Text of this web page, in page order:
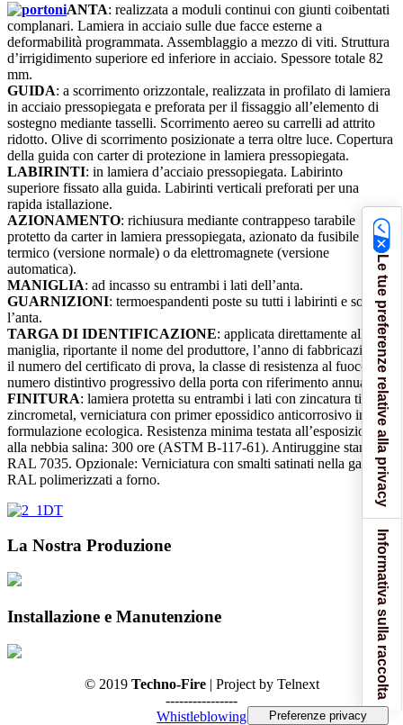
ANTA: realizzata a moduli continui con giunti coibentati
complanari. Lamiera in acciaio sulle due facce esterne a
deformabilità programmata. Assemblaggio a mezzo di viti. Struttura
d’irrigidimento superiore ed inferiore in acciaio. Spessore totale 82
mm.
GUIDA: a scorrimento orizzontale, realizzata in profilato di lamiera
in acciaio pressopiegata e preforata per il fissaggio all’elemento di
sostegno mediante tasselli. Scorrimento aereo su carrelli ad attrito
ridotto. Olive di scorrimento posizionate a terra oltre luce. Copertura
della guida con carter di protezione in lamiera pressopiegata.
LABIRINTI: in lamiera d’acciaio pressopiegata. Labirinto
superiore fissato alla guida. Labirinti verticali preforati per una
rapida istallazione.
AZIONAMENTO: richiusura mediante contrappeso tarabile
protetto da carter in lamiera pressopiegata, azionato da fusibile
termico (versione normale) o da elettromagnete (versione
automatica).
MANIGLIA: ad incasso su entrambi i lati dell’anta.
GUARNIZIONI: termoespandenti poste su tutti i labirinti e sotto
l’anta.
TARGA DI IDENTIFICAZIONE: applicata direttamente alla
maniglia, riportante il nome del produttore, l’anno di fabbricazione,
il numero del certificato di prova, la classe di resistenza al fuoco, il
numero distintivo progressivo della porta con riferimento annuale.
FINITURA: lamiera protetta su entrambi i lati con zincatura tipo
zincrometal, verniciatura con primer epossidico anticorrosivo in
formulazione ecologica. Resistenza minima testata all’esposizione
alla nebbia salina: 300 ore (ASTM B-117-61). Antiruggine standard:
RAL 7035. Opzionale: Verniciatura con smalti satinati nella gamma
RAL polimerizzati a forno.
La Nostra Produzione
Installazione e Manutenzione
© 2019 Techno-Fire| Project by Telnext
----------------
Whistleblowing
Le tue preferenze relative alla privacy
Informativa sulla raccolta